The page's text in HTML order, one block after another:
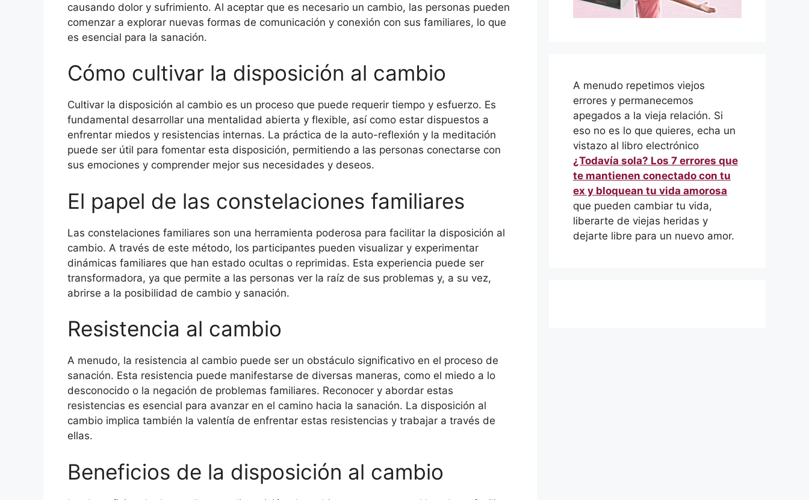
causando dolor y sufrimiento. Al aceptar que es necesario un cambio, las personas pueden
comenzar a explorar nuevas formas de comunicación y conexión con sus familiares, lo que
es esencial para la sanación.
Cómo cultivar la disposición al cambio
Cultivar la disposición al cambio es un proceso que puede requerir tiempo y esfuerzo. Es
fundamental desarrollar una mentalidad abierta y flexible, así como estar dispuestos a
enfrentar miedos y resistencias internas. La práctica de la auto-reflexión y la meditación
puede ser útil para fomentar esta disposición, permitiendo a las personas conectarse con
sus emociones y comprender mejor sus necesidades y deseos.
El papel de las constelaciones familiares
Las constelaciones familiares son una herramienta poderosa para facilitar la disposición al
cambio. A través de este método, los participantes pueden visualizar y experimentar
dinámicas familiares que han estado ocultas o reprimidas. Esta experiencia puede ser
transformadora, ya que permite a las personas ver la raíz de sus problemas y, a su vez,
abrirse a la posibilidad de cambio y sanación.
Resistencia al cambio
A menudo, la resistencia al cambio puede ser un obstáculo significativo en el proceso de
sanación. Esta resistencia puede manifestarse de diversas maneras, como el miedo a lo
desconocido o la negación de problemas familiares. Reconocer y abordar estas
resistencias es esencial para avanzar en el camino hacia la sanación. La disposición al
cambio implica también la valentía de enfrentar estas resistencias y trabajar a través de
ellas.
Beneficios de la disposición al cambio
A menudo repetimos viejos
errores y permanecemos
apegados a la vieja relación. Si
eso no es lo que quieres, echa un
vistazo al libro electrónico
¿Todavía sola? Los 7 errores que
te mantienen conectado con tu
ex y bloquean tu vida amorosa
que pueden cambiar tu vida,
liberarte de viejas heridas y
dejarte libre para un nuevo amor.